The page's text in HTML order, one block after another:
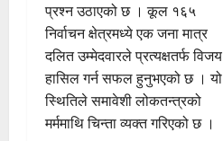
प्रश्न उठाएको छ । कूल १६५
निर्वाचन क्षेत्रमध्ये एक जना मात्र
दलित उम्मेदवारले प्रत्यक्षतर्फ विजय
हासिल गर्न सफल हुनुभएको छ । यो
स्थितिले समावेशी लोकतन्त्रको
मर्ममाथि चिन्ता व्यक्त गरिएको छ ।